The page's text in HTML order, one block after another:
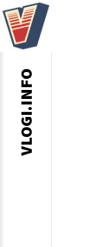
VLOGI.INFO